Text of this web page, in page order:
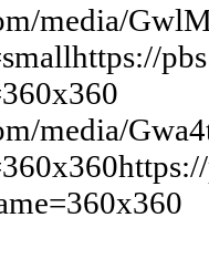
media/
media/